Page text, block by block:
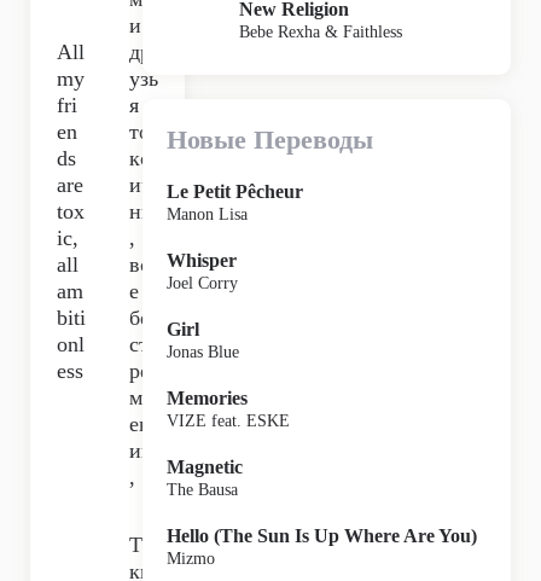
All
my
fri
en
ds
are
tox
ic,
all
am
biti
onl
ess
и
др
узь
я
то
кс
ич
ны
,
вс
е
без
ст
ре
мл
ен
ий
,
Та
ки
New Religion
Bebe Rexha & Faithless
Новые Переводы
Le Petit Pêcheur
Manon Lisa
Whisper
Joel Corry
Girl
Jonas Blue
Memories
VIZE feat. ESKE
Magnetic
The Bausa
Hello (The Sun Is Up Where Are You)
Mizmo